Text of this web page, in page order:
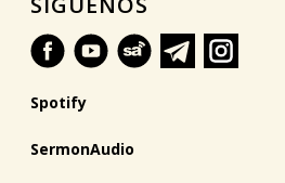
Spotify
SermonAudio